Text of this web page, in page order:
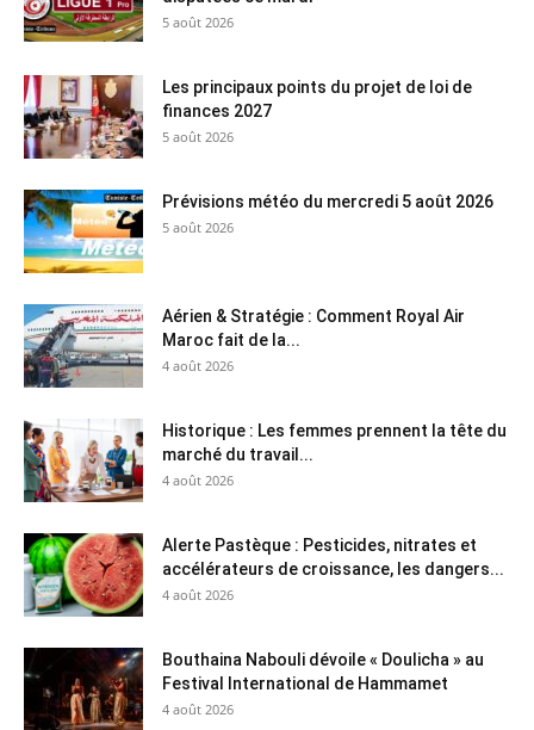
5 août 2026
Les principaux points du projet de loi de
finances 2027
5 août 2026
Prévisions météo du mercredi 5 août 2026
5 août 2026
Aérien & Stratégie : Comment Royal Air
Maroc fait de la...
4 août 2026
Historique : Les femmes prennent la tête du
marché du travail...
4 août 2026
Alerte Pastèque : Pesticides, nitrates et
accélérateurs de croissance, les dangers...
4 août 2026
Bouthaina Nabouli dévoile « Doulicha » au
Festival International de Hammamet
4 août 2026